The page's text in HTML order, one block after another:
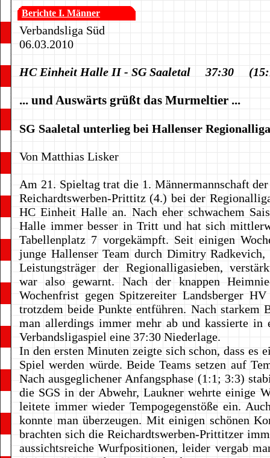
Berichte I. Männer
Verbandsliga Süd
06.03.2010
HC Einheit Halle II - SG Saaletal 37:30
... und Auswärts grüßt das Murmeltier ...
SG Saaletal unterlieg bei Hallenser
Von Matthias Lisker
Am 21. Spieltag trat die 1. Männermannschaft
Reichardtswerben-Prittitz (4.) bei der
HC Einheit Halle an. Nach eher schwachem
Halle immer besser in Tritt und hat sich
Tabellenplatz 7 vorgekämpft. Seit einigen
junge Hallenser Team durch Dimitry Radkevich,
Leistungsträger der Regionalligasieben,
war also gewarnt. Nach der knappen
Wochenfrist gegen Spitzereiter Landsberger
trotzdem beide Punkte entführen. Nach starkem
man allerdings immer mehr ab und kassierte in
Verbandsligaspiel eine 37:30 Niederlage.
In den ersten Minuten zeigte sich schon, dass es
Spiel werden würde. Beide Teams setzen auf
Nach ausgeglichener Anfangsphase (1:1; 3:3)
die SGS in der Abwehr, Laukner wehrte einige
leitete immer wieder Tempogegenstöße ein.
konnte man überzeugen. Mit einigen schönen
brachten sich die Reichardtswerben-Prittitzer
aussichtsreiche Wurfpositionen, leider vergab